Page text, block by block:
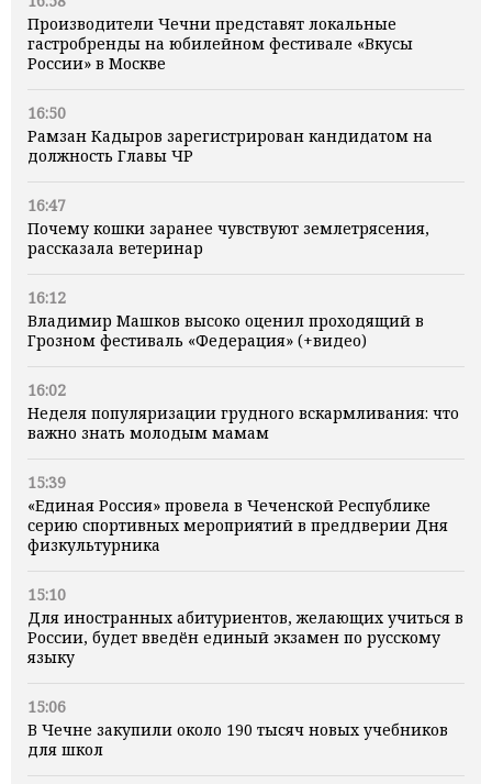
Производители Чечни представят локальные
гастробренды на юбилейном фестивале «Вкусы
России» в Москве
16:50
Рамзан Кадыров зарегистрирован кандидатом на
должность Главы ЧР
16:47
Почему кошки заранее чувствуют землетрясения,
рассказала ветеринар
16:12
Владимир Машков высоко оценил проходящий в
Грозном фестиваль «Федерация» (+видео)
16:02
Неделя популяризации грудного вскармливания: что
важно знать молодым мамам
15:39
«Единая Россия» провела в Чеченской Республике
серию спортивных мероприятий в преддверии Дня
физкультурника
15:10
Для иностранных абитуриентов, желающих учиться в
России, будет введён единый экзамен по русскому
языку
15:06
В Чечне закупили около 190 тысяч новых учебников
для школ